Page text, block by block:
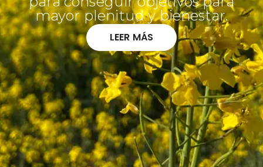
mayor plenitud y bienestar.
LEER MÁS